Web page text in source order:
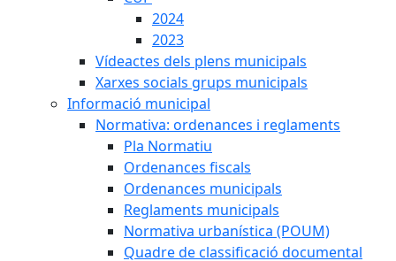
2024
2023
Vídeactes dels plens municipals
Xarxes socials grups municipals
Informació municipal
Normativa: ordenances i reglaments
Pla Normatiu
Ordenances fiscals
Ordenances municipals
Reglaments municipals
Normativa urbanística (POUM)
Quadre de classificació documental